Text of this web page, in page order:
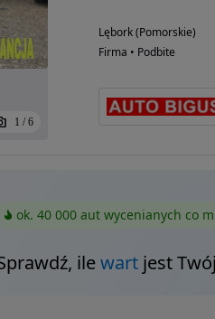
1 / 6
Lębork (Pomorskie)
Firma • Podbite
ok. 40 000 aut wycenianych co
ilewartjest